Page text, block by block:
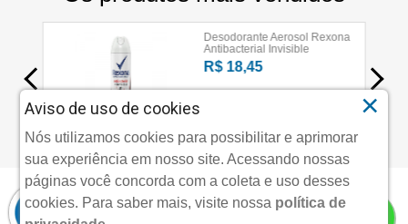
Aviso de uso de cookies
Nós utilizamos cookies para possibilitar e aprimorar
sua experiência em nosso site. Acessando nossas
páginas você concorda com a coleta e uso desses
cookies. Para saber mais, visite nossa política de
×